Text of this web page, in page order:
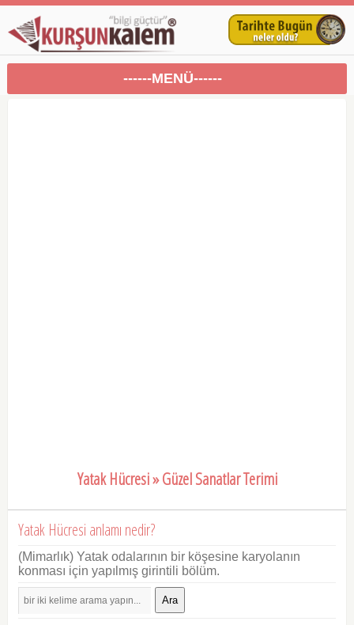
------MENÜ------
Yatak Hücresi » Güzel Sanatlar Terimi
Yatak Hücresi anlamı nedir?
(Mimarlık) Yatak odalarının bir köşesine karyolanın
konması için yapılmış girintili bölüm.
Ara